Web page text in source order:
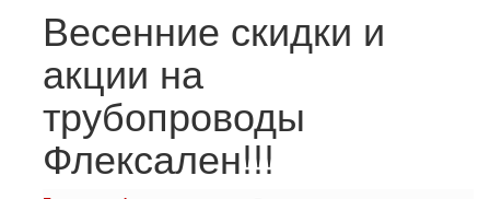
Весенние скидки и
акции на
трубопроводы
Флексален!!!